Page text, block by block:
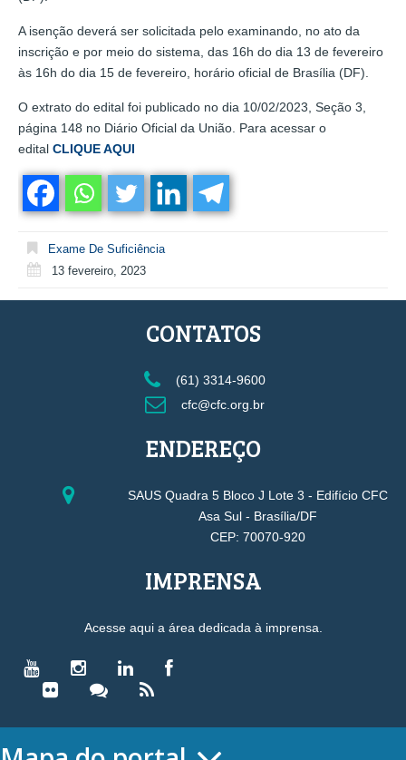
A isenção deverá ser solicitada pelo examinando, no ato da
inscrição e por meio do sistema, das 16h do dia 13 de fevereiro
às 16h do dia 15 de fevereiro, horário oficial de Brasília (DF).
O extrato do edital foi publicado no dia 10/02/2023, Seção 3,
página 148 no Diário Oficial da União. Para acessar o
edital CLIQUE AQUI
Exame De Suficiência
13 fevereiro, 2023
CONTATOS
(61) 3314-9600
cfc@cfc.org.br
ENDEREÇO
SAUS Quadra 5 Bloco J Lote 3 - Edifício CFC
Asa Sul - Brasília/DF
CEP: 70070-920
IMPRENSA
Acesse aqui a área dedicada à imprensa.